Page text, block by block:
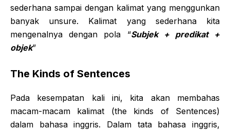
sederhana sampai dengan kalimat yang menggunkan
banyak unsure. Kalimat yang sederhana kita
mengenalnya dengan pola “Subjek + predikat +
objek”
The Kinds of Sentences
Pada kesempatan kali ini, kita akan membahas
macam-macam kalimat (the kinds of Sentences)
dalam bahasa inggris. Dalam tata bahasa inggris,